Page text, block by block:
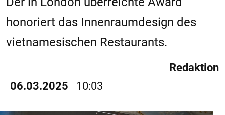
honoriert das Innenraumdesign des
vietnamesischen Restaurants.
06.03.2025 10:03
Redaktion